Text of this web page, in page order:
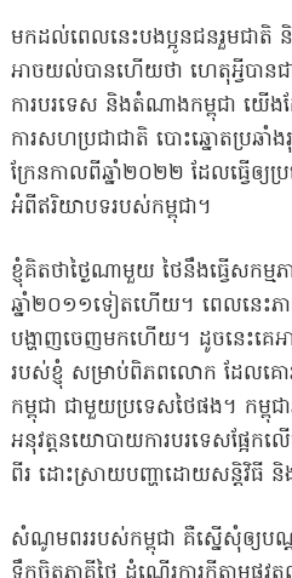
មកដល់ពេលនេះបងប្អូនជនរួមជាតិ
អាចយល់បានហើយថា ហេតុអ្វីបានជ
ការបរទេស និងតំណាងកម្ពុជា យើ
ការសហប្រជាជាតិ បោះឆ្នោតប្រឆ
ក្រែនកាលពីឆ្នាំ២០២២ ដែលធ្វើឲ្យប្រ
អំពីឥរិយាបទរបស់កម្ពុជា។
ខ្ញុំគិតថាថ្ងៃណាមួយ ថៃនឹងធ្វើសក
ឆ្នាំ២០១១ទៀតហើយ។ ពេលនេះភា
បង្ហាញចេញមកហើយ។ ដូចនេះគេ
របស់ខ្ញុំ សម្រាប់ពិភពលោក ដែលគោ
កម្ពុជា ជាមួយប្រទេសថៃផង។ កម្ពុជ
អនុវត្តនយោបាយការបរទេសផ្អែក
ពីរ ដោះស្រាយបញ្ហាដោយសន្តិវិធី និ
សំណូមពររបស់កម្ពុជា គឺស្នើសុំឲ្យបណ្